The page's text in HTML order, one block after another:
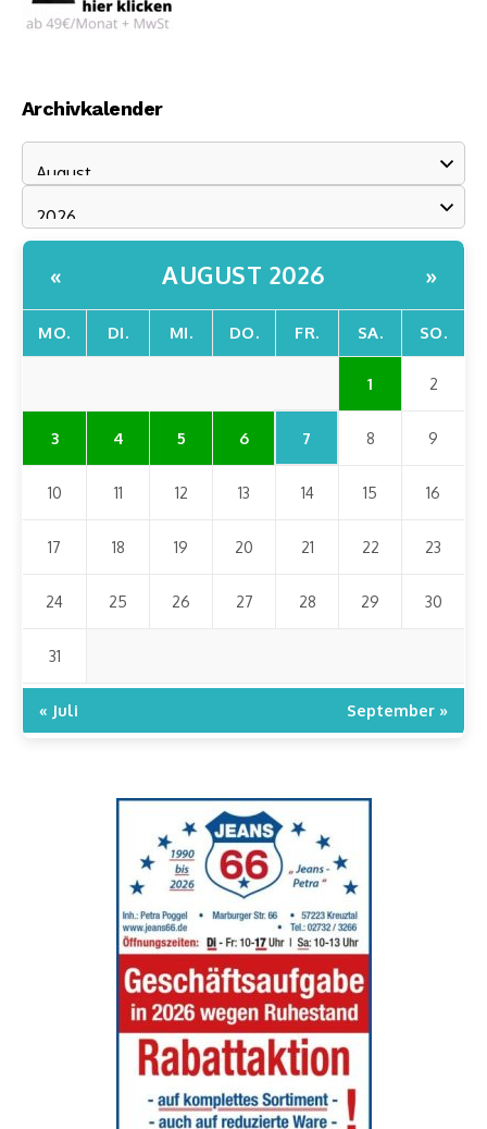
Archivkalender
« AUGUST 2026 »
MO. DI. MI. DO. FR. SA. SO.
1 2
3 4 5 6 7 8 9
10 11 12 13 14 15 16
17 18 19 20 21 22 23
24 25 26 27 28 29 30
31
« Juli September »